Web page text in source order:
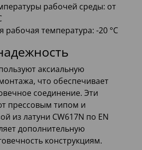
рабочей среды: от
температура: -20 °C
аксиальную
что обеспечивает
соединение. Эти
прессовым типом и
из латуни CW617N по EN
дополнительную
конструкциям.